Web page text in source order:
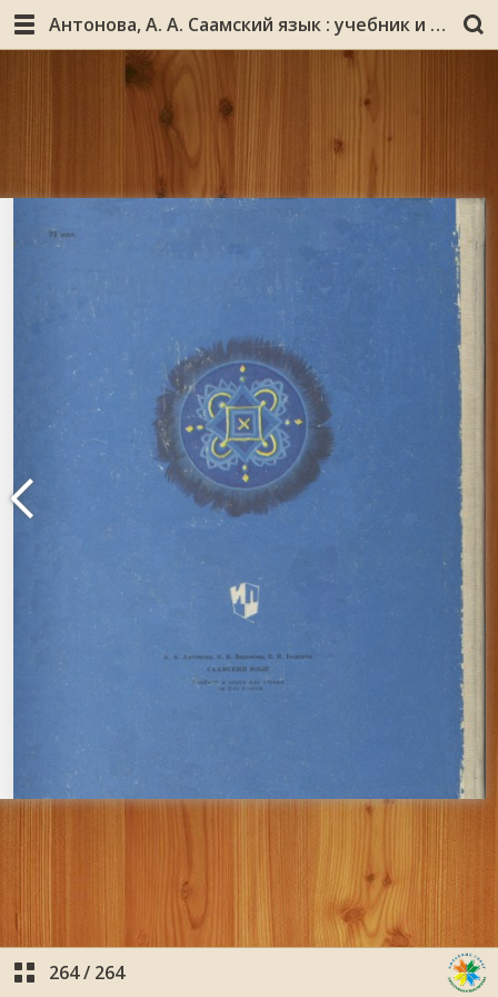
Антонова, А. А. Саамский язык : учебник и книга для чтения : для 2-го класса / А. А. Антонова, О. В. Воронова, Е. Н. Коркина. – Ленинград : Просвещение. Ленинградское отделение, 1990. – 254, [1] с. : ил.
264/ 264